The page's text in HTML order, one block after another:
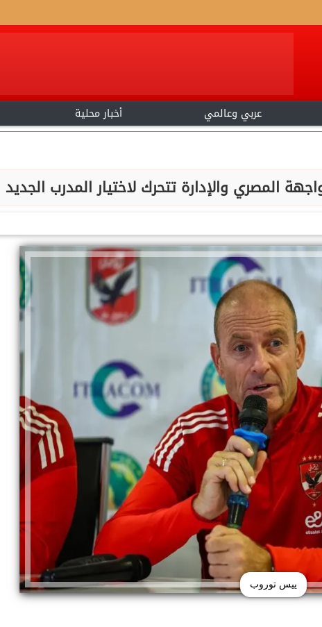
عربي وعالمي أخبار محلية
المصري والإدارة تتحرك لاختيار المدرب الجديد
ييس توروب